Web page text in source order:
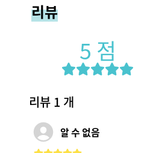
리뷰
5 점
리뷰 1 개
알 수 없음